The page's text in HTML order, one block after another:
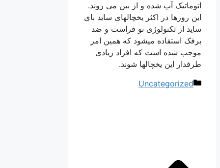
اتوماتیک آب شده و از بین می روند.
این روزها در اکثر یخچالهای ساید بای
ساید از تکنولوژی نو فراست و ضد
برفک استفاده میشود که همین امر
موجب شده است که افراد زیادی
طرفدار این یخچالها شوند.
دسته‌ها
Uncategorized